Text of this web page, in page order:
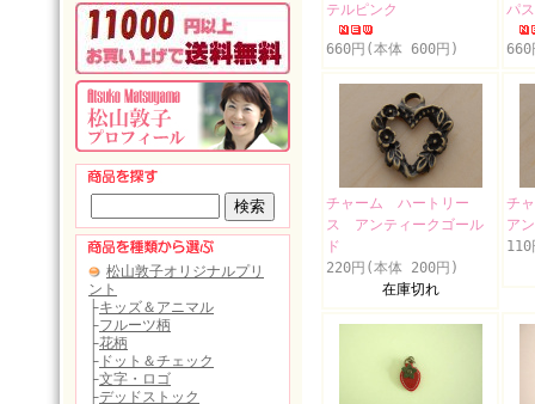
テルピンク
660円(本体 600円)
パ
チャーム ハートリー
ス アンティークゴール
ド
220円(本体 200円)
在庫切れ
チ
ア